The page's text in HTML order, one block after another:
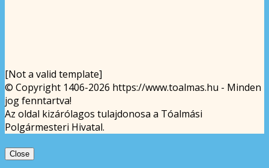
[Not a valid template]
© Copyright 1406-2026 https://www.toalmas.hu - Minden
jog fenntartva!
Az oldal kizárólagos tulajdonosa a Tóalmási
Polgármesteri Hivatal.
Close